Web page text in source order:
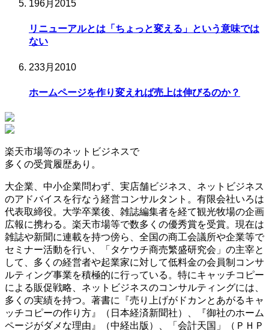
196月 2015
リニューアルとは「ちょっと変える」という意味では
ない
233月 2010
ホームページを作り変えれば売上は伸びるのか？
楽天市場等のネットビジネスで
多くの受賞履歴あり。
大企業、中小企業問わず、実店舗ビジネス、ネットビジネス
のアドバイスを行なう経営コンサルタント。有限会社いろは
代表取締役。大学卒業後、雑誌編集者を経て観光牧場の企画
広報に携わる。楽天市場等で数多くの優秀賞を受賞。現在は
雑誌や新聞に連載を持つ傍ら、全国の商工会議所や企業等で
セミナー活動を行い、「タケウチ商売繁盛研究会」の主宰と
して、多くの経営者や起業家に対して低料金の会員制コンサ
ルティング事業を積極的に行っている。特にキャッチコピー
による販促戦略、ネットビジネスのコンサルティングには、
多くの実績を持つ。著書に『売り上げがドカンとあがるキャ
ッチコピーの作り方』（日本経済新聞社）、『御社のホーム
ページがダメな理由』（中経出版）、「会計天国」（ＰＨＰ